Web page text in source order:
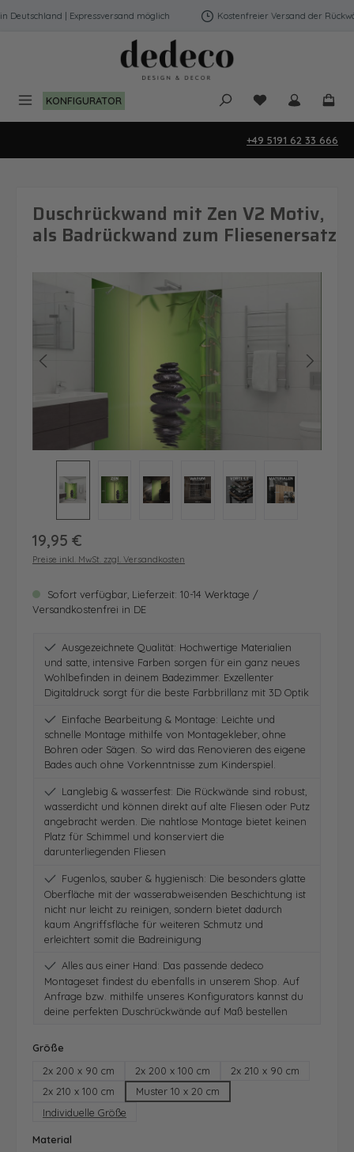
Zum Hauptinhalt springen
| Expressversand möglich Kostenfreier Versand der
KONFIGURATOR Du hast 0
+49 5191 62 33 666
Duschrückwand mit Zen V2 Motiv,
als Badrückwand zum Fliesenersatz
Bildergalerie überspringen
Regulärer Preis:
19,95 €
Preise inkl. MwSt. zzgl. Versandkosten
Sofort verfügbar, Lieferzeit: 10-14 Werktage /
Versandkostenfrei in DE
Ausgezeichnete Qualität: Hochwertige Materialien
und satte, intensive Farben sorgen für ein ganz neues
Wohlbefinden in deinem Badezimmer. Exzellenter
Digitaldruck sorgt für die beste Farbbrillanz mit 3D Optik
Einfache Bearbeitung & Montage: Leichte und
schnelle Montage mithilfe von Montagekleber, ohne
Bohren oder Sägen. So wird das Renovieren des eigene
Bades auch ohne Vorkenntnisse zum Kinderspiel.
Langlebig & wasserfest: Die Rückwände sind robust,
wasserdicht und können direkt auf alte Fliesen oder Putz
angebracht werden. Die nahtlose Montage bietet keinen
Platz für Schimmel und konserviert die
darunterliegenden Fliesen
Fugenlos, sauber & hygienisch: Die besonders glatte
Oberfläche mit der wasserabweisenden Beschichtung ist
nicht nur leicht zu reinigen, sondern bietet dadurch
kaum Angriffsfläche für weiteren Schmutz und
erleichtert somit die Badreinigung
Alles aus einer Hand: Das passende dedeco
Montageset findest du ebenfalls in unserem Shop. Auf
Anfrage bzw. mithilfe unseres Konfigurators kannst du
deine perfekten Duschrückwände auf Maß bestellen
Größe
2x 200 x 90 cm
2x 200 x 100 cm
2x 210 x 90 cm
2x 210 x 100 cm
Muster 10 x 20 cm
Individuelle Größe
Material